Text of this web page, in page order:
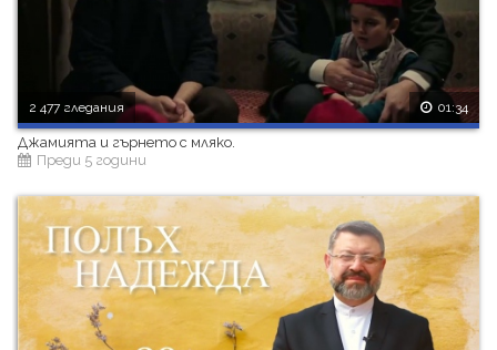
2 477 гледания 01:34
Джамията и гърнето с мляко.
Преди 5 години